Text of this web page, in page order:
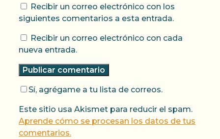
Recibir un correo electrónico con los
siguientes comentarios a esta entrada.
Recibir un correo electrónico con cada
nueva entrada.
Sí, agrégame a tu lista de correos.
Este sitio usa Akismet para reducir el spam.
Aprende cómo se procesan los datos de tus
comentarios.